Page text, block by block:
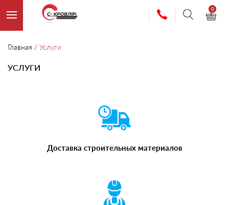
0
Главная / Услуги
УСЛУГИ
Доставка строительных материалов